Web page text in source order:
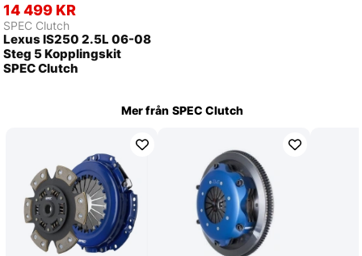
14 499 KR
SPEC Clutch
Lexus IS250 2.5L 06-08
Steg 5 Kopplingskit
SPEC Clutch
Mer från SPEC Clutch